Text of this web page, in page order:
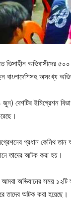
ভিসাহীন অভিবাসীদের
বাংলাদেশিসহ অসংখ্য
দেশটির ইমিগ্রেশন
প্রধান কেনিথ
তাদের আটক করা হয়।
আমরা অভিযানের সময়
তাদের আটক করা হয়েছে।